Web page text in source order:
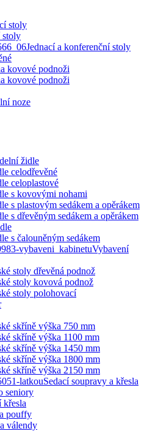
stoly
stoly
Jednací a konferenční stoly
kovové podnoži
kovové podnoži
noze
židle
celodřevěné
celoplastové
s kovovými nohami
s plastovým sedákem a opěrákem
s dřevěným sedákem a opěrákem
s čalouněným sedákem
Vybavení
stoly dřevěná podnož
stoly kovová podnož
stoly polohovací
skříně výška 750 mm
skříně výška 1100 mm
skříně výška 1450 mm
skříně výška 1800 mm
skříně výška 2150 mm
Sedací soupravy a křesla
seniory
křesla
pouffy
válendy